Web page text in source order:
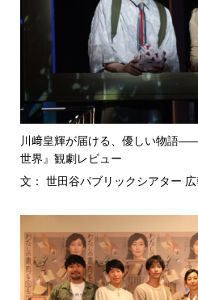
川﨑皇輝が届ける、優しい物語
世界』観劇レビュー
文： 世田谷パブリックシアター 広